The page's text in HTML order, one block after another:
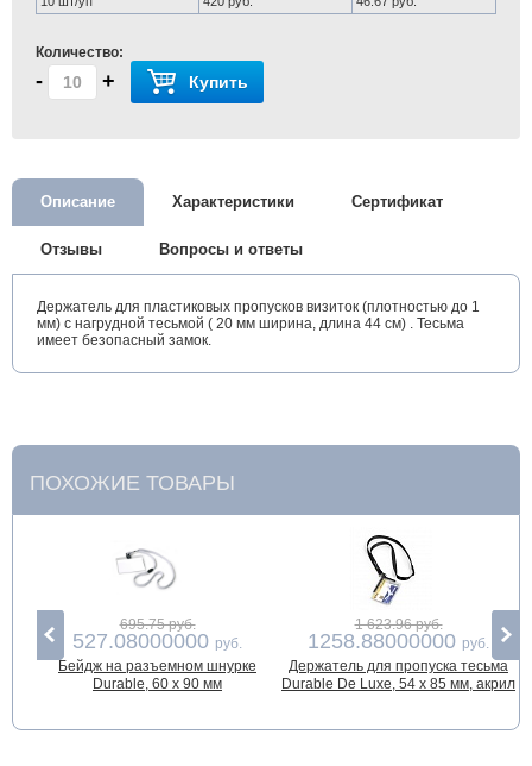
Количество:
- + Купить
Описание Характеристики Сертификат
Отзывы Вопросы и ответы
Держатель для пластиковых пропусков визиток (плотностью до 1
мм) с нагрудной тесьмой ( 20 мм ширина, длина 44 см) . Тесьма
имеет безопасный замок.
ПОХОЖИЕ ТОВАРЫ
695.75 руб.
527.08000000 руб.
Бейдж на разъемном шнурке
Durable, 60 x 90 мм
1 623.96 руб.
1258.88000000 руб.
Держатель для пропуска тесьма
Durable De Luxe, 54 x 85 мм, акрил